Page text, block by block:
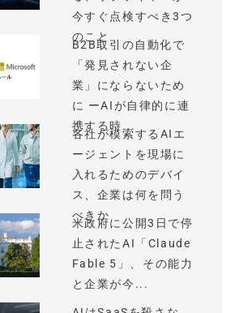
今すぐ点検すべき3つ
のこと
B2B取引の自動化で
「発見されない企
業」にならないため
に ーAIが自律的に連
携する時...
各社が模索するAIエ
ージェントを現場に
入れるためのデバイ
ス、企業は何を問う
べきか
米政府に公開3日で停
止されたAI「Claude
Fable 5」、その能力
と企業が今...